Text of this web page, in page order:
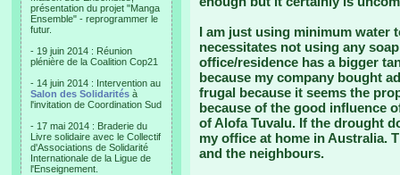
présentation du projet "Manga
Ensemble" - reprogrammer le
futur.
- 19 juin 2014 : Réunion
plénière de la Coalition Cop21
- 14 juin 2014 : Intervention au
Salon des Solidarités à
l'invitation de Coordination Sud
- 17 mai 2014 : Braderie du
Livre solidaire avec le Collectif
d'Associations de Solidarité
Internationale de la Ligue de
l'Enseignement.
I am just using minimum water
necessitates not using any
office/residence has a bigger
because my company bought
frugal because it seems the
because of the good influence
of Alofa Tuvalu. If the drought
my office at home in Australia.
and the neighbours.